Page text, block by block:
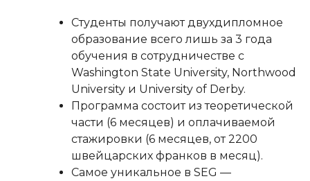
Студенты получают двухдипломное
образование всего лишь за 3 года
обучения в сотрудничестве с
Washington State University, Northwood
University и University of Derby.
Программа состоит из теоретической
части (6 месяцев) и оплачиваемой
стажировки (6 месяцев, от 2200
швейцарских франков в месяц).
Самое уникальное в SEG —